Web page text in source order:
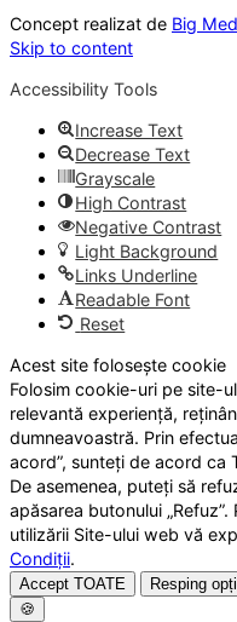
Concept realizat de Big
Skip to content
Accessibility Tools
Increase Text
Decrease Text
Grayscale
High Contrast
Negative Contrast
Light Background
Links Underline
Readable Font
Reset
Acest site folosește cookie
Folosim cookie-uri pe site-
relevantă experiență,
dumneavoastră. Prin
acord”, sunteți de acord ca
De asemenea, puteți să
apăsarea butonului
utilizării Site-ului web vă
Condiții.
Accept TOATE Resping
🍪